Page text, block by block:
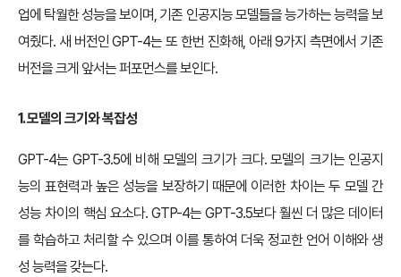
업에 탁월한 성능을 보이며, 기존 인공지능 모델들을 능가하는 능력을 보
여줬다. 새 버전인 GPT-4는 또 한번 진화해, 아래 9가지 측면에서 기존
버전을 크게 앞서는 퍼포먼스를 보인다.
1. 모델의 크기와 복잡성
GPT-4는 GPT-3.5에 비해 모델의 크기가 크다. 모델의 크기는 인공지
능의 표현력과 높은 성능을 보장하기 때문에 이러한 차이는 두 모델 간
성능 차이의 핵심 요소다. GTP-4는 GPT-3.5보다 훨씬 더 많은 데이터
를 학습하고 처리할 수 있으며 이를 통하여 더욱 정교한 언어 이해와 생
성 능력을 갖는다.